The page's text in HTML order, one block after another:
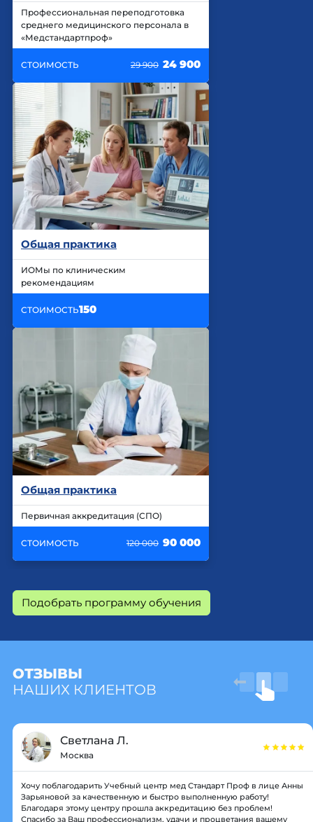
Профессиональная переподготовка
среднего медицинского персонала в
«Медстандартпроф»
СТОИМОСТЬ 29 900 24 900
Общая практика
ИОМы по клиническим
рекомендациям
СТОИМОСТЬ150
Общая практика
Первичная аккредитация (СПО)
СТОИМОСТЬ 120 000 90 000
Подобрать программу обучения
ОТЗЫВЫ
НАШИХ КЛИЕНТОВ
Светлана Л.
Москва
Хочу поблагодарить Учебный центр мед Стандарт Проф в лице Анны
Зарьяновой за качественную и быстро выполненную работу!
Благодаря этому центру прошла аккредитацию без проблем!
Спасибо за Ваш профессионализм, удачи и процветания вашему